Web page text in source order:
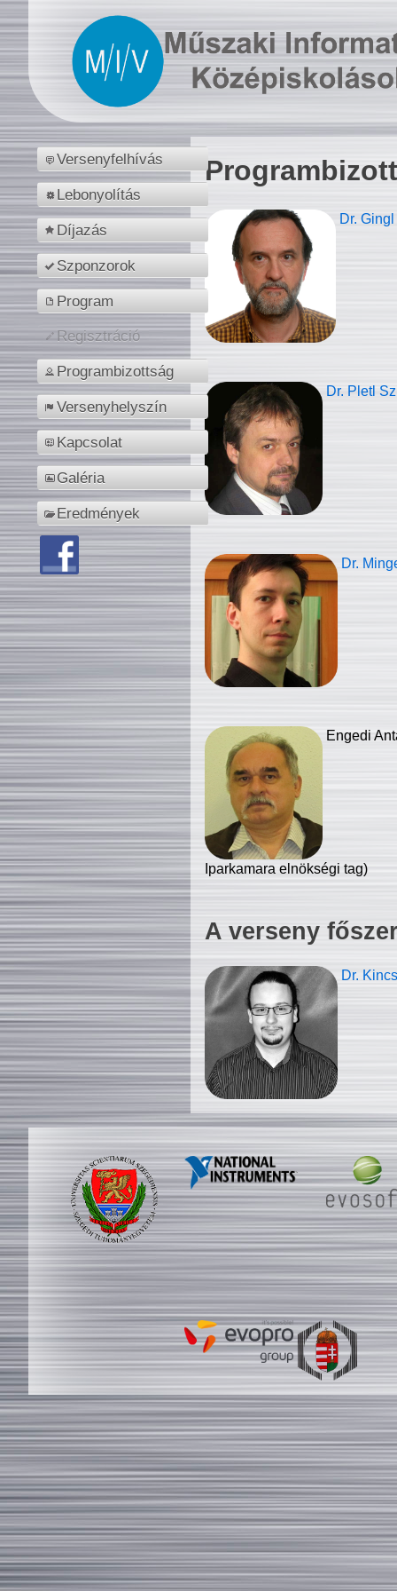
Versenyfelhívás
Lebonyolítás
Díjazás
Szponzorok
Program
Regisztráció
Programbizottság
Versenyhelyszín
Kapcsolat
Galéria
Eredmények
Dr.
Dr. Pletl
Dr.
Engedi
Iparkamara elnökségi tag)
A verseny
Dr.